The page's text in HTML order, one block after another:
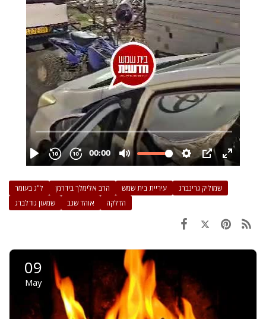
ל"ג בעומר הרב אלימלך בידרמן עיריית בית שמש
שמוליק גרינברג
שמעון גודלברג
אוהד שגב הדלקה
09
May